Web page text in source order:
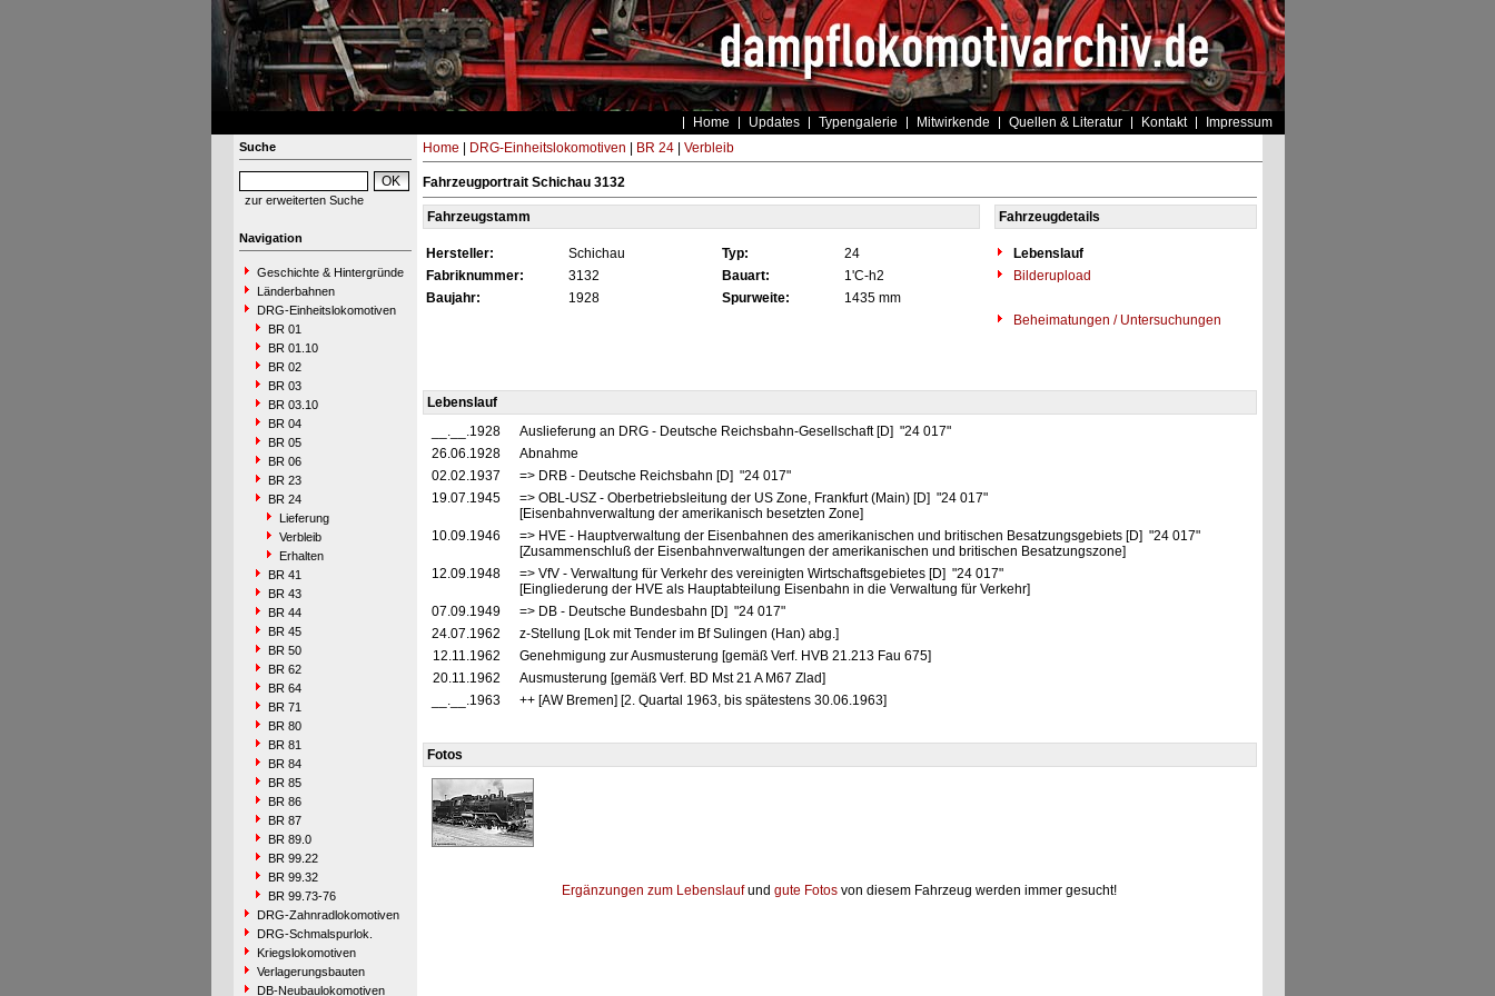
Home Updates Typengalerie Mitwirkende Quellen & Literatur Kontakt Impressum
Suche
zur erweiterten Suche
Navigation
Geschichte & Hintergründe
Länderbahnen
DRG-Einheitslokomotiven
BR 01
BR 01.10
BR 02
BR 03
BR 03.10
BR 04
BR 05
BR 06
BR 23
BR 24
Lieferung
Verbleib
Erhalten
BR 41
BR 43
BR 44
BR 45
BR 50
BR 62
BR 64
BR 71
BR 80
BR 81
BR 84
BR 85
BR 86
BR 87
BR 89.0
BR 99.22
BR 99.32
BR 99.73-76
DRG-Zahnradlokomotiven
DRG-Schmalspurlok.
Kriegslokomotiven
Verlagerungsbauten
DB-Neubaulokomotiven
Home DRG-Einheitslokomotiven BR 24| Verbleib
Fahrzeugportrait Schichau 3132
Fahrzeugstamm Fahrzeugdetails
Hersteller: Schichau Typ: 24
Lebenslauf
Fabriknummer:
3132 Bauart: 1'C-h2
Bilderupload
Baujahr:
1928 Spurweite:
1435 mm
Beheimatungen / Untersuchungen
Lebenslauf
__.__.1928
Auslieferung an DRG - Deutsche Reichsbahn-Gesellschaft [D] "24 017"
26.06.1928
Abnahme
02.02.1937
=> DRB - Deutsche Reichsbahn [D] "24 017"
19.07.1945
=> OBL-USZ - Oberbetriebsleitung der US Zone, Frankfurt (Main) [D] "24 017"
[Eisenbahnverwaltung der amerikanisch besetzten Zone]
10.09.1946
=> HVE - Hauptverwaltung der Eisenbahnen des amerikanischen und britischen Besatzungsgebiets [D] "24 017"
[Zusammenschluß der Eisenbahnverwaltungen der amerikanischen und britischen Besatzungszone]
12.09.1948
=> VfV - Verwaltung für Verkehr des vereinigten Wirtschaftsgebietes [D] "24 017"
[Eingliederung der HVE als Hauptabteilung Eisenbahn in die Verwaltung für Verkehr]
07.09.1949
=> DB - Deutsche Bundesbahn [D] "24 017"
24.07.1962
z-Stellung [Lok mit Tender im Bf Sulingen (Han) abg.]
12.11.1962
Genehmigung zur Ausmusterung [gemäß Verf. HVB 21.213 Fau 675]
20.11.1962
Ausmusterung [gemäß Verf. BD Mst 21 A M67 Zlad]
__.__.1963
++ [AW Bremen] [2. Quartal 1963, bis spätestens 30.06.1963]
Fotos
Ergänzungen zum Lebenslaufund gute Fotos von diesem Fahrzeug werden immer gesucht!